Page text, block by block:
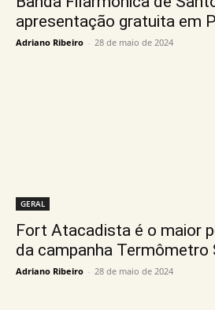
apresentação gratuita em
Adriano Ribeiro - 28 de maio de 2024
GERAL
Fort Atacadista é o maior
da campanha Termômetro
Adriano Ribeiro - 28 de maio de 2024